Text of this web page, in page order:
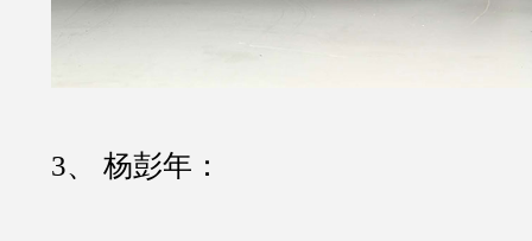
3、 杨彭年：